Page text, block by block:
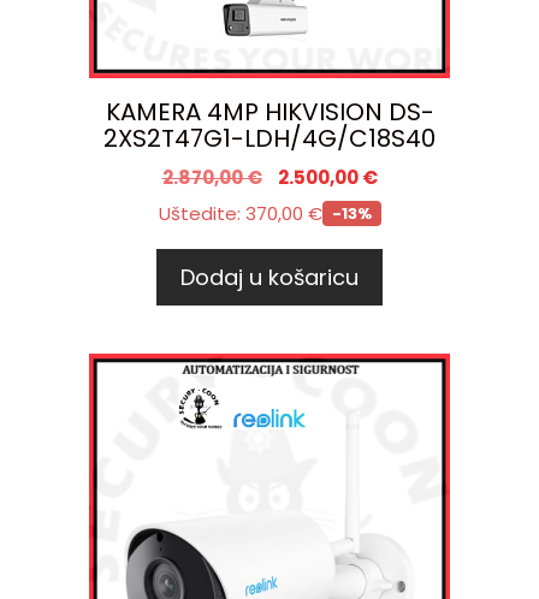
KAMERA 4MP HIKVISION DS-
2XS2T47G1-LDH/4G/C18S40
2.870,00€ 2.500,00€
Uštedite: 370,00 € -13%
Dodaj u košaricu